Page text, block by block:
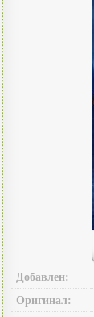
Добавлен:
Оригинал: